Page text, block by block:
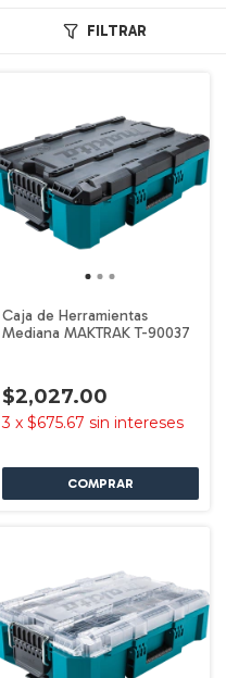
FILTRAR
Caja de Herramientas
Mediana MAKTRAK T-90037
$2,027.00
3 x $675.67 sin intereses